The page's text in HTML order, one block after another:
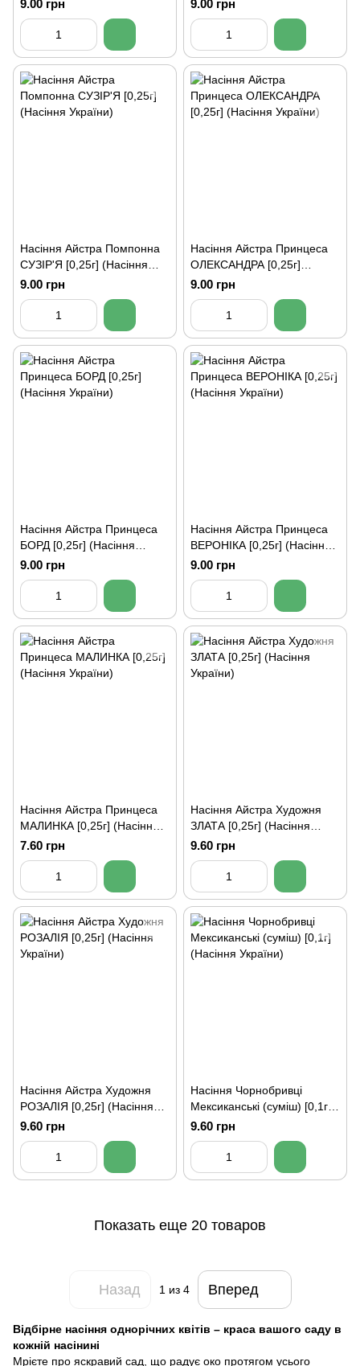
9.00 грн 9.00 грн
Насіння Айстра Помпонна
СУЗІР'Я [0,25г] (Насіння
України)
9.00 грн
Насіння Айстра Принцеса
ОЛЕКСАНДРА [0,25г]
(Насіння України)
9.00 грн
Насіння Айстра Принцеса
БОРД [0,25г] (Насіння
України)
9.00 грн
Насіння Айстра Принцеса
ВЕРОНІКА [0,25г] (Насіння
України)
9.00 грн
Насіння Айстра Принцеса
МАЛИНКА [0,25г] (Насіння
України)
7.60 грн
Насіння Айстра Художня
ЗЛАТА [0,25г] (Насіння
України)
9.60 грн
Насіння Айстра Художня
РОЗАЛІЯ [0,25г] (Насіння
України)
9.60 грн
Насіння Чорнобривці
Мексиканські (суміш) [0,1г]
(Насіння України)
9.60 грн
Показать еще 20 товаров
Назад 1 из 4 Вперед
Відбірне насіння однорічних квітів – краса вашого саду в
кожній насінині
Мрієте про яскравий сад, що радує око протягом усього